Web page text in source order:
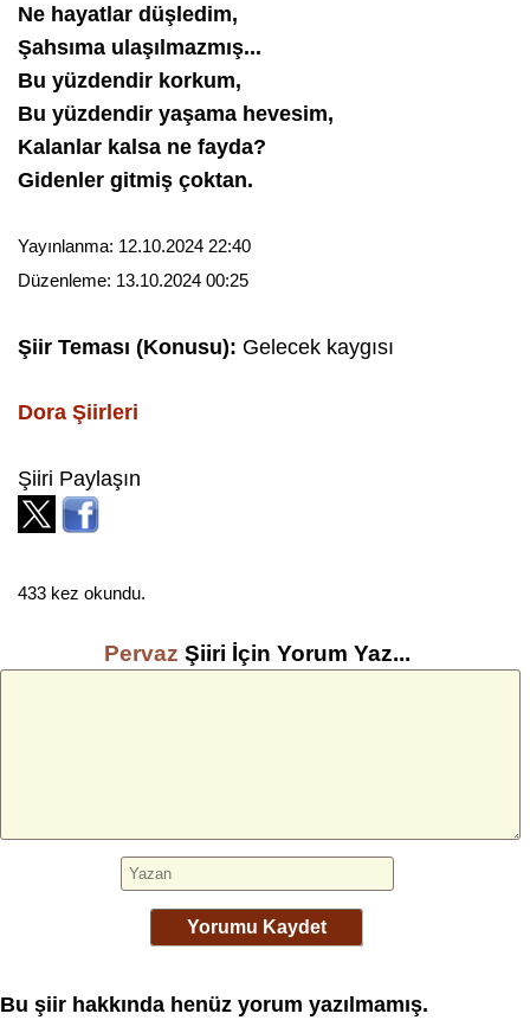
Ne hayatlar düşledim,
Şahsıma ulaşılmazmış...
Bu yüzdendir korkum,
Bu yüzdendir yaşama hevesim,
Kalanlar kalsa ne fayda?
Gidenler gitmiş çoktan.
Yayınlanma: 12.10.2024 22:40
Düzenleme: 13.10.2024 00:25
Şiir Teması (Konusu): Gelecek kaygısı
Dora Şiirleri
Şiiri Paylaşın
433 kez okundu.
Pervaz Şiiri İçin Yorum Yaz...
Yorumu Kaydet
Bu şiir hakkında henüz yorum yazılmamış.